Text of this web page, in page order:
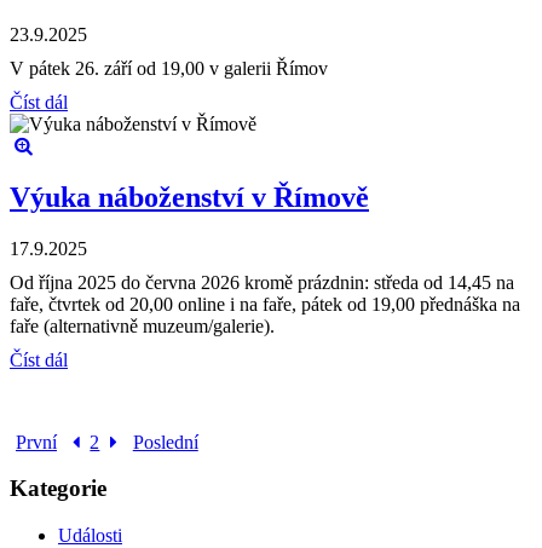
23.9.2025
V pátek 26. září od 19,00 v galerii Římov
Číst dál
Výuka náboženství v Římově
17.9.2025
Od října 2025 do června 2026 kromě prázdnin: středa od 14,45 na
faře, čtvrtek od 20,00 online i na faře, pátek od 19,00 přednáška na
faře (alternativně muzeum/galerie).
Číst dál
První 2 Poslední
Kategorie
Události